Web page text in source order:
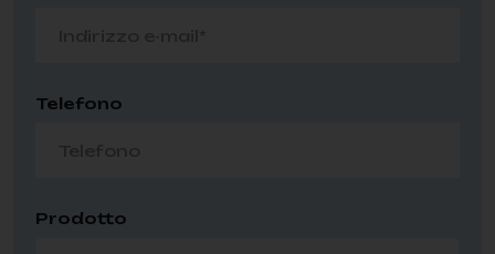
Telefono
Prodotto